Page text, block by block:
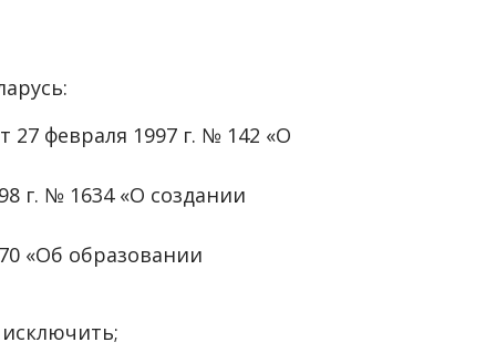
27 февраля 1997 г. № 142 «О
г. № 1634 «О создании
«Об образовании